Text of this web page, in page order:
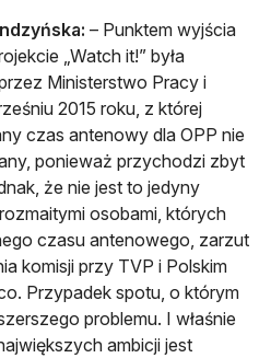
– Punktem wyjścia
„Watch it!” była
Ministerstwo Pracy i
2015 roku, z której
czas antenowy dla OPP nie
ponieważ przychodzi zbyt
że nie jest to jedyny
osobami, których
czasu antenowego, zarzut
komisji przy TVP i Polskim
Przypadek spotu, o którym
problemu. I właśnie
ambicji jest